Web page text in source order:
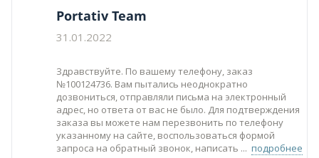
Portativ Team
31.01.2022
Здравствуйте. По вашему телефону, заказ
№100124736. Вам пытались неоднократно
дозвониться, отправляли письма на электронный
адрес, но ответа от вас не было. Для подтверждения
заказа вы можете нам перезвонить по телефону
указанному на сайте, воспользоваться формой
запроса на обратный звонок, написать
подробнее